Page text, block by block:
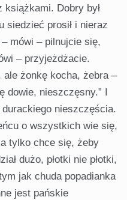
Dobry był
siedzieć prosił i nieraz
– mówi – pilnujcie się,
– przyjeżdżacie.
żonkę kocha, żebra –
dowie, nieszczęsny.” I
nieszczęścia.
o wszystkich wie się,
tylko chce się, żeby
dużo, płotki nie płotki,
jak chuda popadianka
jest pańskie